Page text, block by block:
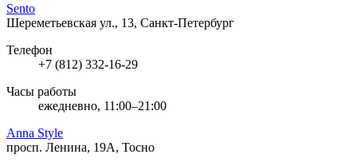
Sento
Шереметьевская ул., 13, Санкт-Петербург
Телефон
+7 (812) 332-16-29
Часы работы
ежедневно, 11:00–21:00
Anna Style
просп. Ленина, 19А, Тосно